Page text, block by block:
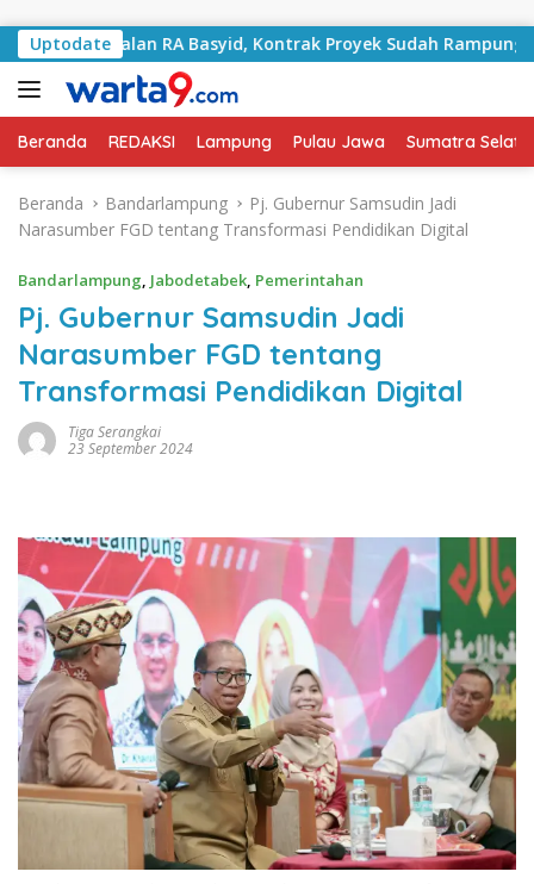
Uptodate
Jalan RA Basyid, Kontrak Proyek Sudah Rampung
Beranda REDAKSI Lampung Pulau Jawa Sumatra
Beranda Bandarlampung
Pj. Gubernur Samsudin Jadi
Narasumber FGD tentang Transformasi Pendidikan Digital
Bandarlampung, Jabodetabek, Pemerintahan
Pj. Gubernur Samsudin Jadi
Narasumber FGD tentang
Transformasi Pendidikan Digital
Tiga Serangkai
23 September 2024